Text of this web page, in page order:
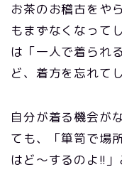
お茶のお稽古をや
もまずなくなって
は「一人で着られ
ど、着方を忘れて
自分が着る機会が
ても、「箪笥で場
はど～するのよ!!